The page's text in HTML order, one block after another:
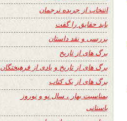
انتخاب از جریده ترجمان
باید حقایق را گفت
بررسی و نقد داستان
برگ های از تاریخ
برگ های از تاریخ و یادی از فرهیختگان
برگ های از یک کتاب
بمناسبت بهار ، سال نو و نوروز
باستانی